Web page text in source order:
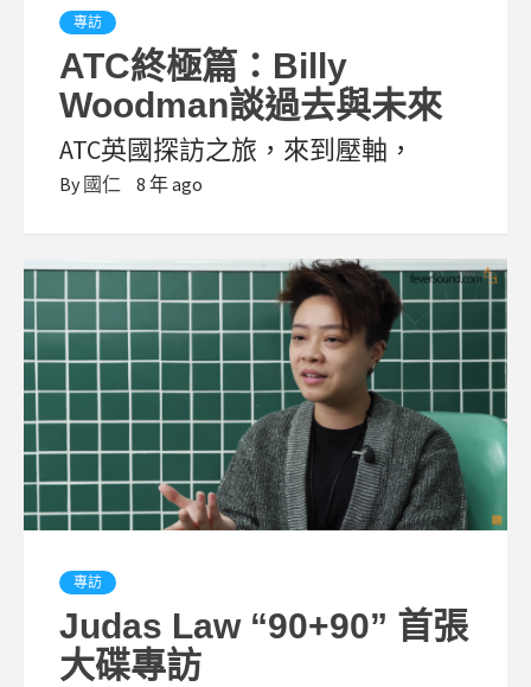
專訪
ATC終極篇：Billy
Woodman談過去與未來
ATC英國探訪之旅，來到壓軸，
By 國仁 8 年 ago
專訪
Judas Law “90+90” 首張
大碟專訪